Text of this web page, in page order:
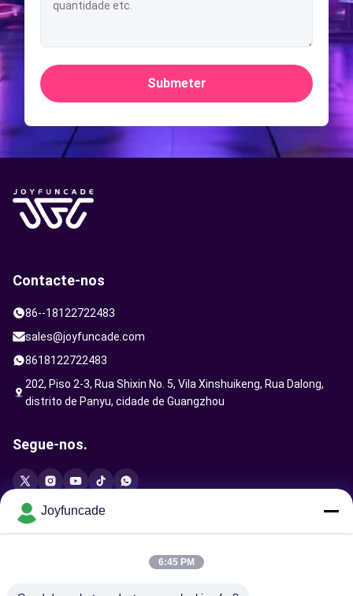
Submeter
Contacte-nos
86--18122722483
sales@joyfuncade.com
8618122722483
202, Piso 2-3, Rua Shixin No. 5, Vila Xinshuikeng, Rua Dalong,
distrito de Panyu, cidade de Guangzhou
Segue-nos.
Enviar solicitação
Joyfuncade
6:45 PM